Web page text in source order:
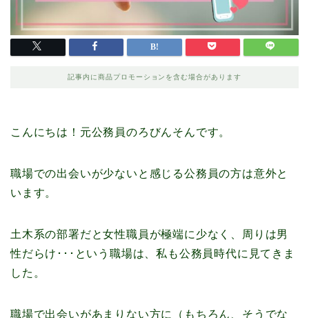
記事内に商品プロモーションを含む場合があります
こんにちは！元公務員のろびんそんです。
職場での出会いが少ないと感じる公務員の方は意外と
います。
土木系の部署だと女性職員が極端に少なく、周りは男
性だらけ･･･という職場は、私も公務員時代に見てきま
した。
職場で出会いがあまりない方に（もちろん、そうでな